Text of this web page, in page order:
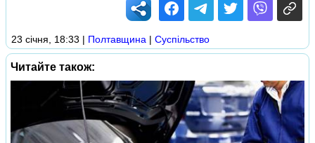
23 січня, 18:33 | Полтавщина | Суспільство
Читайте також: